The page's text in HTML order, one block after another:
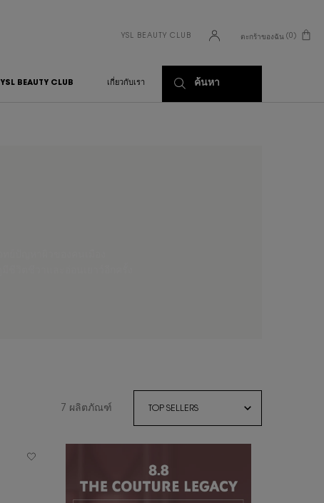
YSL BEAUTY CLUB ตะกร้าของฉัน 0
0 PRODUCT IN CART
YSL BEAUTY CLUB เกี่ยวกับเรา ค้นหา
7 ผลิตภัณฑ์